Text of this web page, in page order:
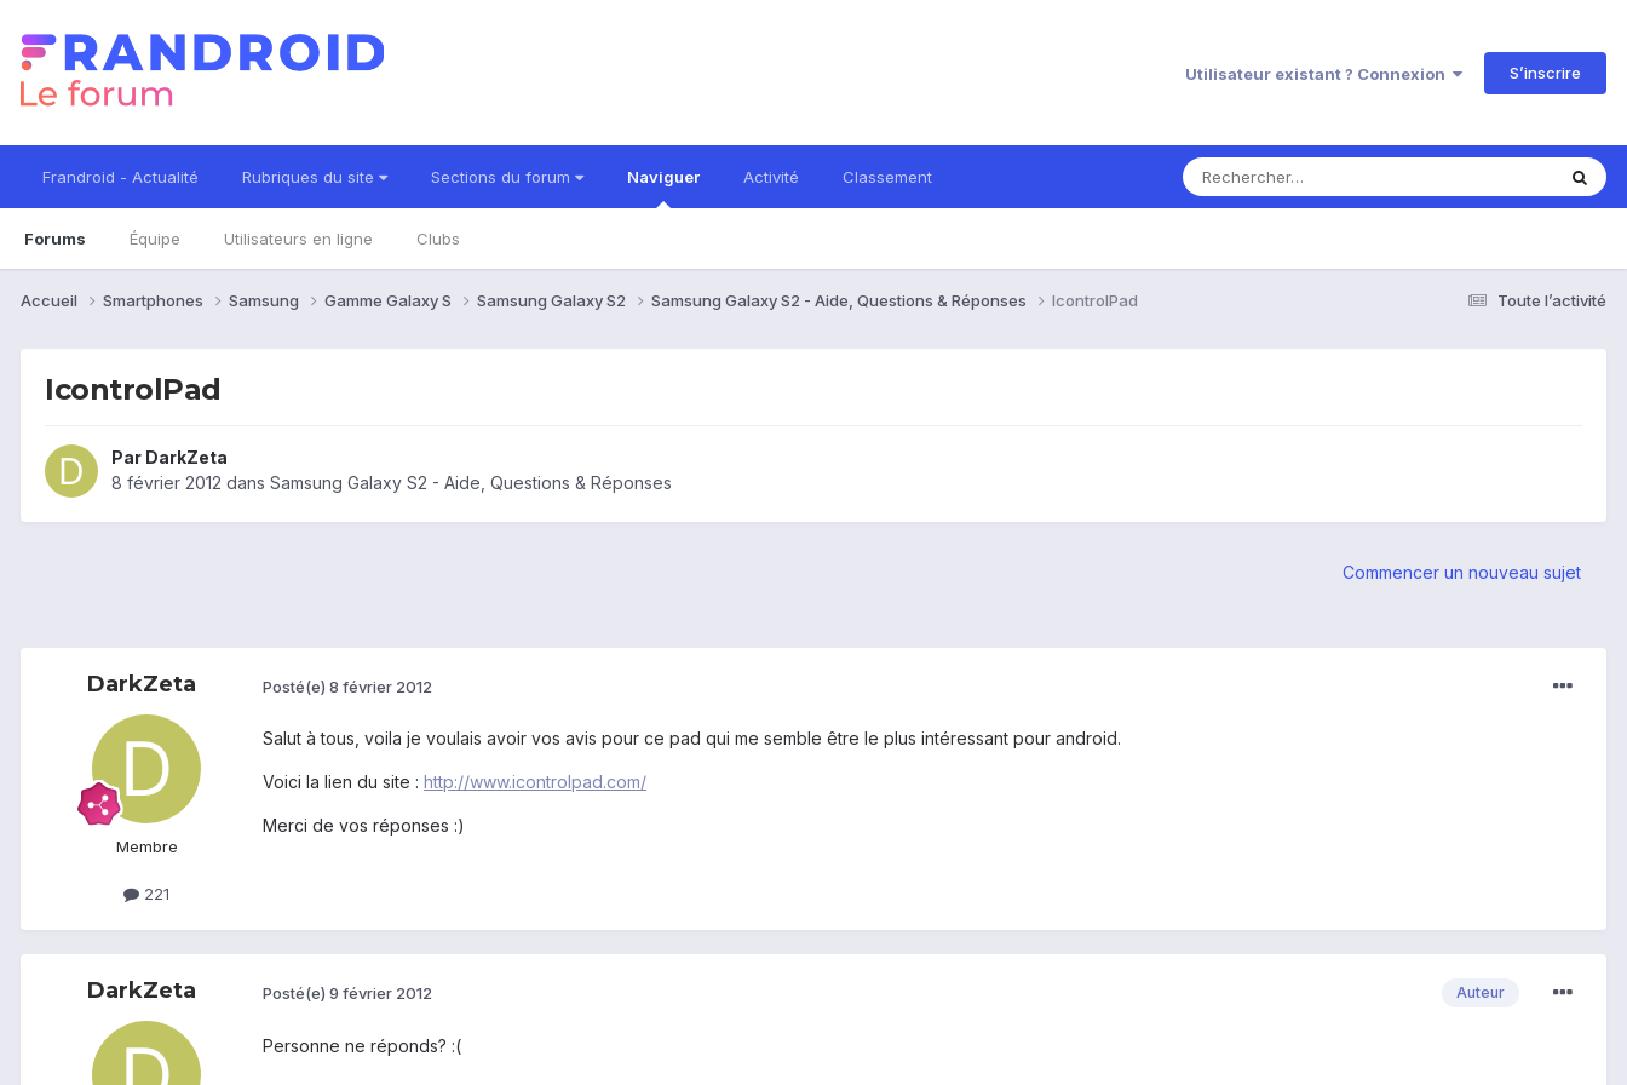
Utilisateur existant ? Connexion S’inscrire
Frandroid - Actualité Rubriques du site Sections du forum Naviguer
Forums Équipe Utilisateurs en ligne Clubs
Activité Classement
Toute l’activité
Accueil Smartphones Samsung Gamme Galaxy S Samsung Galaxy S2 Samsung Galaxy S2 - Aide, Questions & Réponses IcontrolPad
IcontrolPad
Par DarkZeta
8 février 2012 dans Samsung Galaxy S2 - Aide, Questions & Réponses
Commencer un nouveau sujet
DarkZeta
Membre
221
Posté(e) 8 février 2012
Salut à tous, voila je voulais avoir vos avis pour ce pad qui me semble être le plus intéressant pour android.
Voici la lien du site : http://www.icontrolpad.com/
Merci de vos réponses :)
DarkZeta Auteur
Posté(e) 9 février 2012
Personne ne réponds? :(